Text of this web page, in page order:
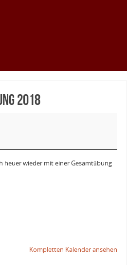
2018
heuer wieder mit einer Gesamtübung
Kompletten Kalender ansehen